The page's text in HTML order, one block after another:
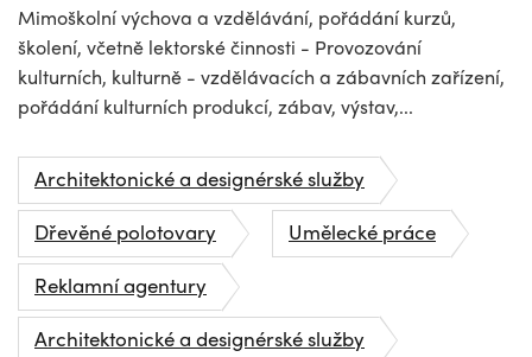
Mimoškolní výchova a vzdělávání, pořádání kurzů,
školení, včetně lektorské činnosti - Provozování
kulturních, kulturně - vzdělávacích a zábavních zařízení,
pořádání kulturních produkcí, zábav, výstav,...
Architektonické a designérské služby
Dřevěné polotovary
Umělecké práce
Reklamní agentury
Architektonické a designérské služby